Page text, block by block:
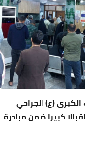
الكبرى (ع) الجراحي
كبيرا ضمن مبادرة